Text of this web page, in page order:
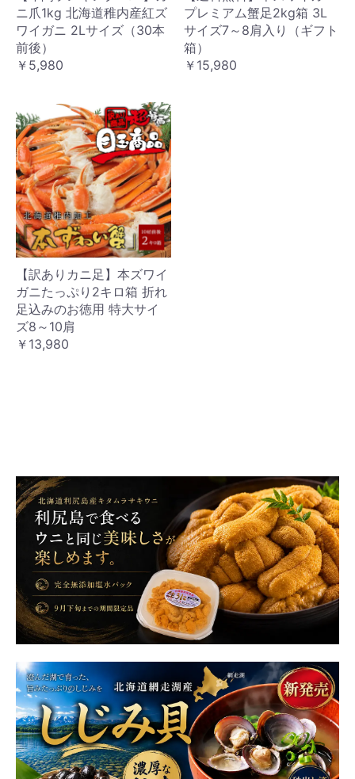
ニ爪1kg 北海道稚内産紅ズ
ワイガニ 2Lサイズ（30本
前後）
￥5,980
プレミアム蟹足2kg箱 3L
サイズ7～8肩入り（ギフト
箱）
￥15,980
【訳ありカニ足】本ズワイ
ガニたっぷり2キロ箱 折れ
足込みのお徳用 特大サイ
ズ8～10肩
￥13,980